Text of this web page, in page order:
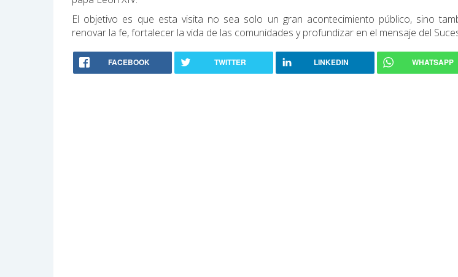
El objetivo es que esta visita no sea solo un gran acontecimiento público, sino
renovar la fe, fortalecer la vida de las comunidades y profundizar en el mensaje del
FACEBOOK TWITTER LINKEDIN WHATSAPP